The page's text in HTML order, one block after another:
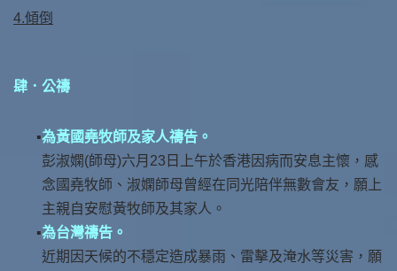
4.傾倒
肆．公禱
為黃國堯牧師及家人禱告。
彭淑嫻(師母)六月23日上午於香港因病而安息主懷，感
念國堯牧師、淑嫻師母曾經在同光陪伴無數會友，願上
主親自安慰黃牧師及其家人。
為台灣禱告。
近期因天候的不穩定造成暴雨、雷擊及淹水等災害，願